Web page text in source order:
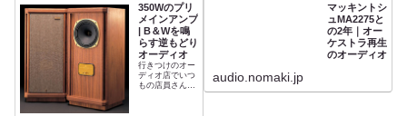
350Wのプリ
メインアンプ
| B＆Wを鳴
らす逆もどり
オーディオ
行きつけのオー
ディオ店でいつ
もの店員さん
マッキントシ
ュMA2275と
の2年｜オー
ケストラ再生
のオーディオ
audio.nomaki.jp